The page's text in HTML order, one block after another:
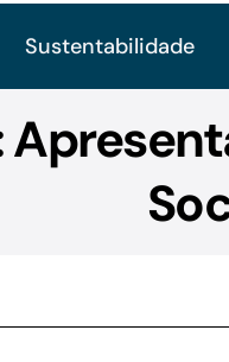
Sustentabilidade